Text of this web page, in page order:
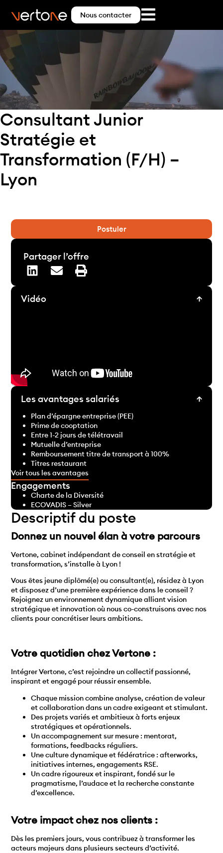
Nous contacter
Consultant Junior
Stratégie et
Transformation (F/H) –
Lyon
Descriptif du poste
Donnez un nouvel élan à votre parcours
Vertone, cabinet indépendant de conseil en stratégie et
transformation, s’installe à Lyon !
Vous êtes jeune diplômé(e) ou consultant(e), résidez à Lyon
et disposez d’une première expérience dans le conseil ?
Rejoignez un environnement dynamique alliant vision
stratégique et innovation où nous co-construisons avec nos
clients pour concrétiser leurs ambitions.
Votre quotidien chez Vertone :
Intégrer Vertone, c’est rejoindre un collectif passionné,
inspirant et engagé pour réussir ensemble.
Chaque mission combine analyse, création de valeur
et collaboration dans un cadre exigeant et stimulant.
Des projets variés et ambitieux à forts enjeux
stratégiques et opérationnels.
Un accompagnement sur mesure : mentorat,
formations, feedbacks réguliers.
Une culture dynamique et fédératrice : afterworks,
initiatives internes, engagements RSE.
Un cadre rigoureux et inspirant, fondé sur le
pragmatisme, l’audace et la recherche constante
d’excellence.
Votre impact chez nos clients :
Dès les premiers jours, vous contribuez à transformer les
acteurs majeurs dans plusieurs secteurs d’activité.
Postuler
Partager l’offre
Vidéo
Les avantages salariés
Plan d’épargne entreprise (PEE)
Prime de cooptation
Entre 1-2 jours de télétravail
Mutuelle d’entreprise
Remboursement titre de transport à 100%
Titres restaurant
Voir tous les avantages
Engagements
Charte de la Diversité
ECOVADIS – Silver